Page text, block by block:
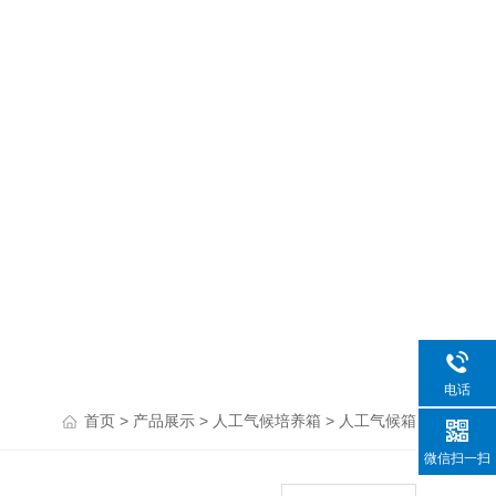
首页 > 产品展示 > 人工气候培养箱 > 人工气候箱
电话
微信扫一扫